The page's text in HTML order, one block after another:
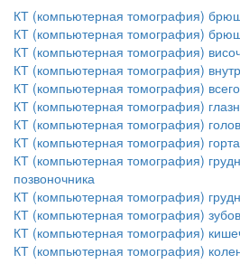
КТ (компьютерная томография)
КТ (компьютерная томография)
КТ (компьютерная томография)
КТ (компьютерная томография)
КТ (компьютерная томография)
КТ (компьютерная томография)
КТ (компьютерная томография)
КТ (компьютерная томография)
КТ (компьютерная томография)
позвоночника
КТ (компьютерная томография)
КТ (компьютерная томография) зубов
КТ (компьютерная томография)
КТ (компьютерная томография)